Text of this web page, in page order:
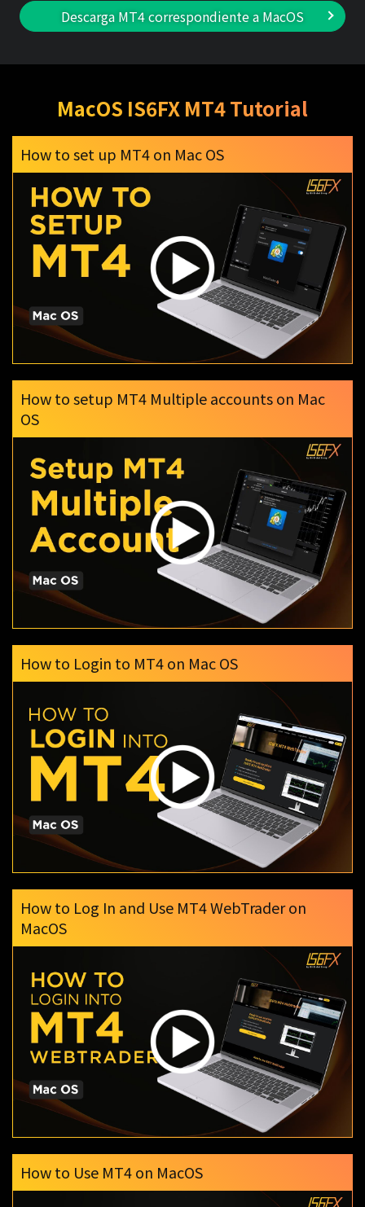
Descarga MT4 correspondiente a MacOS
MacOS IS6FX MT4 Tutorial
How to set up MT4 on Mac OS
How to setup MT4 Multiple accounts on Mac
OS
How to Login to MT4 on Mac OS
How to Log In and Use MT4 WebTrader on
MacOS
How to Use MT4 on MacOS